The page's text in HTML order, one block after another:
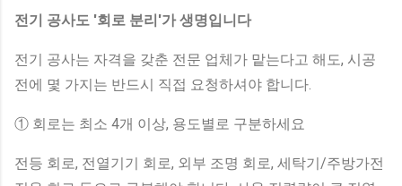
전기 공사도 '회로 분리'가 생명입니다
전기 공사는 자격을 갖춘 전문 업체가 맡는다고 해도, 시공
전에 몇 가지는 반드시 직접 요청하셔야 합니다.
① 회로는 최소 4개 이상, 용도별로 구분하세요
전등 회로, 전열기기 회로, 외부 조명 회로, 세탁기/주방가전